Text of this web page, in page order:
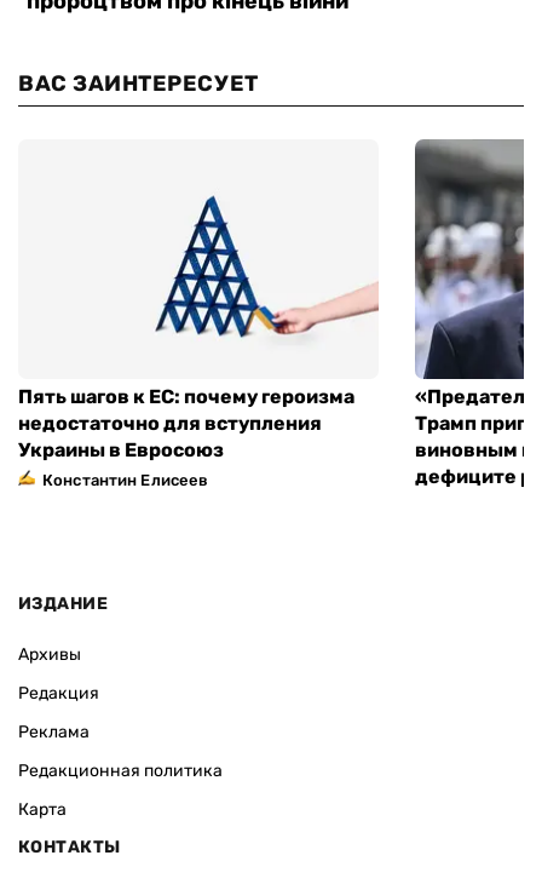
ВАС ЗАИНТЕРЕСУЕТ
Пять шагов к ЕС: почему героизма
недостаточно для вступления
Украины в Евросоюз
Константин Елисеев
Трамп
виновным в
дефиците
ИЗДАНИЕ
Архивы
Редакция
Реклама
Редакционная политика
Карта
КОНТАКТЫ